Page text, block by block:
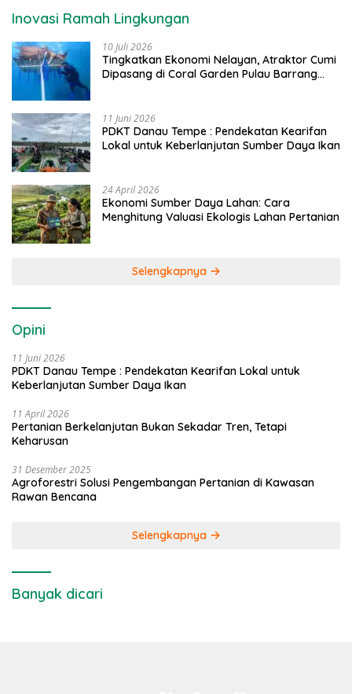
Inovasi Ramah Lingkungan
10 Juli 2026
Tingkatkan Ekonomi Nelayan, Atraktor Cumi
Dipasang di Coral Garden Pulau Barrang
11 Juni 2026
PDKT Danau Tempe : Pendekatan Kearifan
Lokal untuk Keberlanjutan Sumber Daya Ikan
24 April 2026
Ekonomi Sumber Daya Lahan: Cara
Menghitung Valuasi Ekologis Lahan Pertanian
Selengkapnya
Opini
11 Juni 2026
PDKT Danau Tempe : Pendekatan Kearifan Lokal untuk
Keberlanjutan Sumber Daya Ikan
11 April 2026
Pertanian Berkelanjutan Bukan Sekadar Tren, Tetapi
Keharusan
31 Desember 2025
Agroforestri Solusi Pengembangan Pertanian di Kawasan
Rawan Bencana
Selengkapnya
Banyak dicari